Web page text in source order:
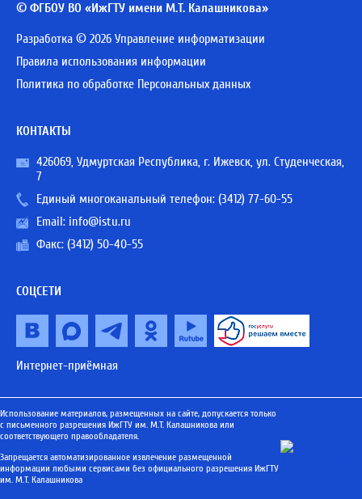
© ФГБОУ ВО «ИжГТУ имени М.Т. Калашникова»
Разработка © 2026 Управление информатизации
Правила использования информации
Политика по обработке Персональных данных
КОНТАКТЫ
426069, Удмуртская Республика, г. Ижевск, ул. Студенческая,
7
Единый многоканальный телефон: (3412) 77-60-55
Email: info@istu.ru
Факс: (3412) 50-40-55
СОЦСЕТИ
Интернет-приёмная
Использование материалов, размещенных на сайте, допускается только
с письменного разрешения ИжГТУ им. М.Т. Калашникова или
соответствующего правообладателя.
Запрещается автоматизированное извлечение размещенной
информации любыми сервисами без официального разрешения ИжГТУ
им. М.Т. Калашникова